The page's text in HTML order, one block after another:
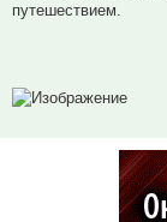
путешествием.